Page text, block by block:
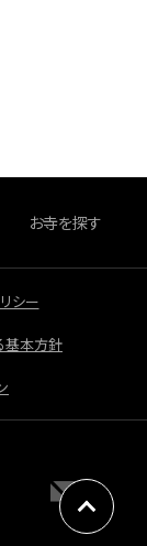
お寺を探す
シー
基本方針